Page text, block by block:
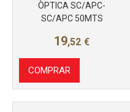
ÒPTICA SC/APC-
SC/APC 50MTS
19,52 €
COMPRAR